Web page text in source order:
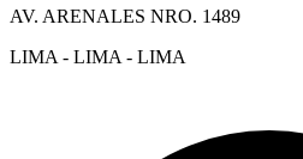
AV. ARENALES NRO. 1489
LIMA - LIMA - LIMA